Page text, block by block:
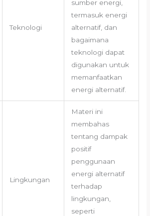
Teknologi
sumber energi,
termasuk energi
alternatif, dan
bagaimana
teknologi dapat
digunakan untuk
memanfaatkan
energi alternatif.
Lingkungan
Materi ini
membahas
tentang dampak
positif
penggunaan
energi alternatif
terhadap
lingkungan,
seperti